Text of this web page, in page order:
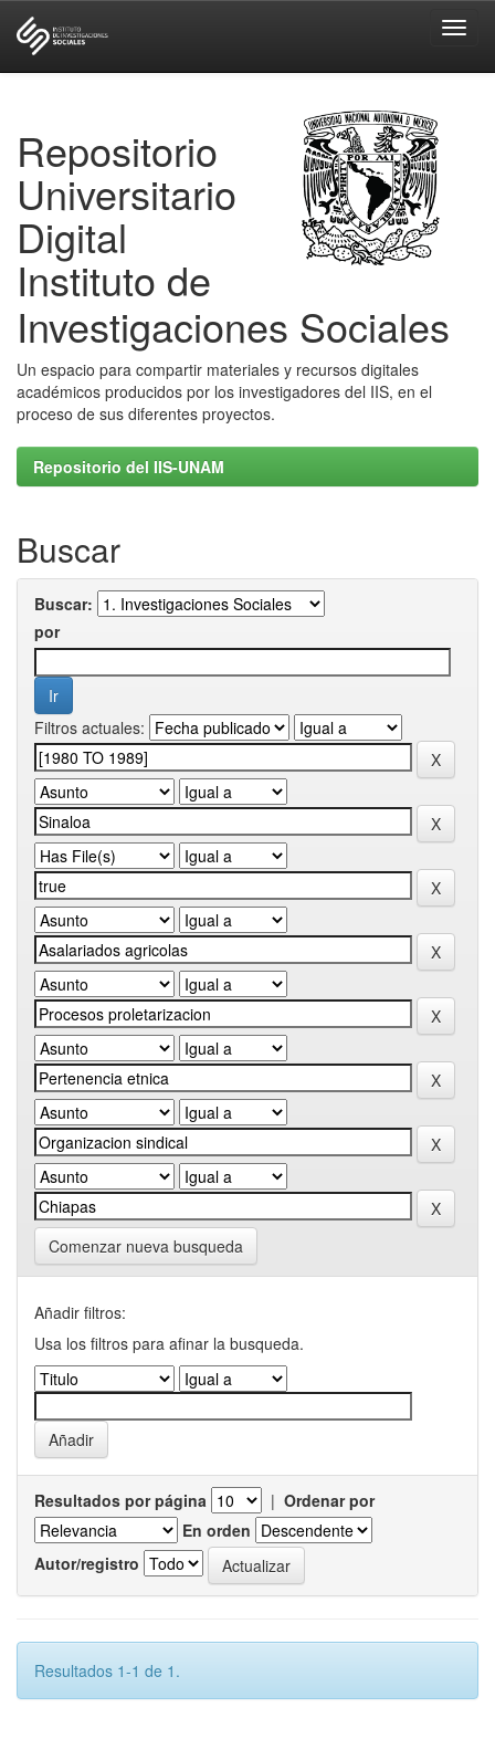
Repositorio
Universitario
Digital
Instituto de
Investigaciones Sociales
Un espacio para compartir materiales y recursos digitales
académicos producidos por los investigadores del IIS, en el
proceso de sus diferentes proyectos.
Repositorio del IIS-UNAM
Buscar
Buscar:
por
Filtros actuales:
Comenzar nueva busqueda
Añadir filtros:
Usa los filtros para afinar la busqueda.
Resultados por página | Ordenar por
En orden
Autor/registro
Resultados 1-1 de 1.